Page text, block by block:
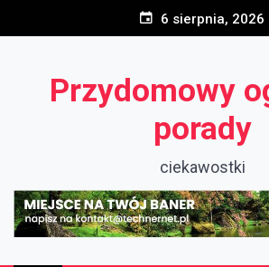
6 sierpnia, 2026
Przydomowy
porady
ciekawostki